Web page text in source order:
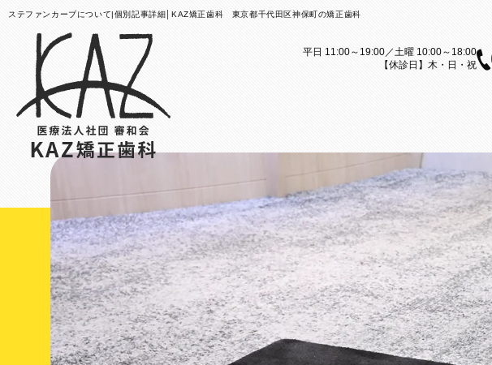
ステファンカーブについて|個別記事詳細│KAZ矯正歯科 東京都千代田区神保町の矯正歯科
平日 11:00～19:00／土曜 10:00～18:00
【休診日】木・日・祝
KAZ矯正歯科の理念
医院案内
歯科用CT
スタッフ募集
KAZ矯正歯科ブログ
矯正歯科治療のご案内
これから矯正歯科治療をお考え
矯正歯科治療の流れ
大人の矯正（成人矯正）
子どもの矯正（小児矯正）
口腔筋機能療法（MFT）
医院案内
矯正歯科治療のご案内
その他